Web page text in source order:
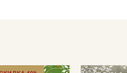
тон ткани может отличаться.